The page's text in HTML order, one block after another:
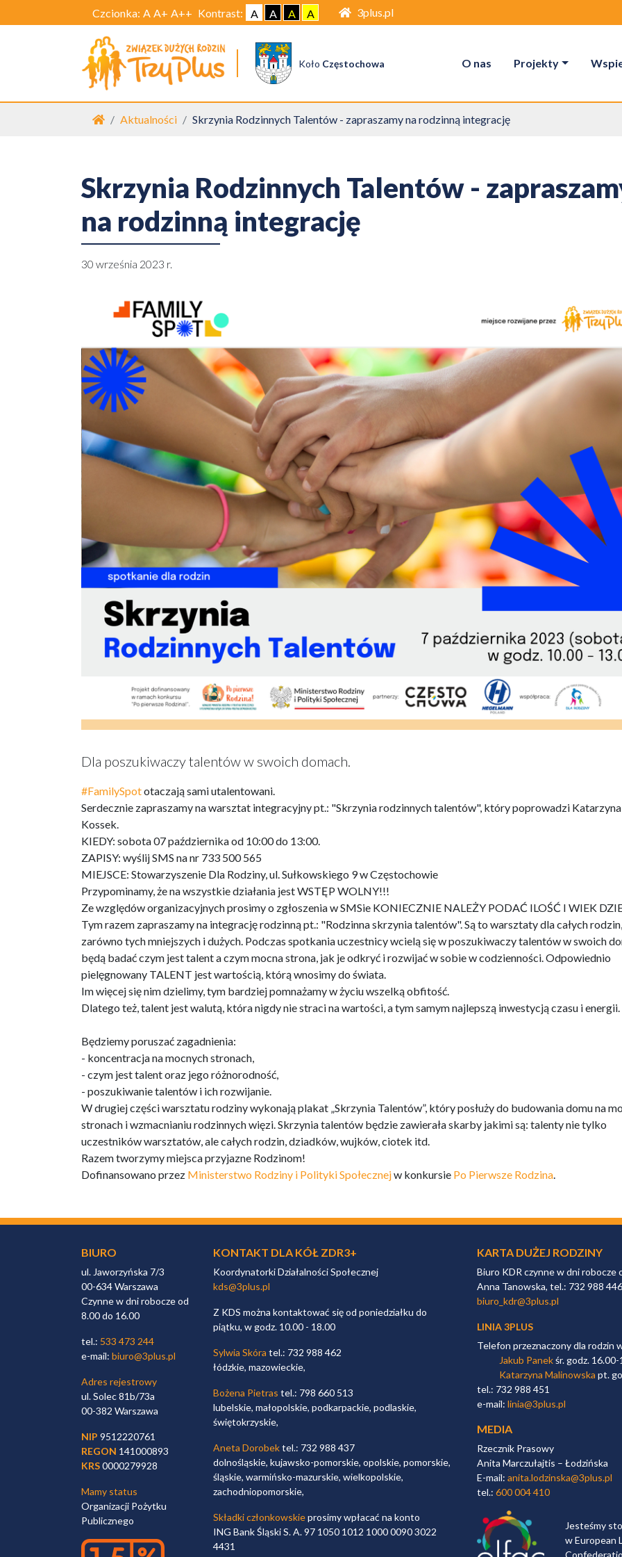
Czcionka: A A+ A++ Kontrast: A A A A 3plus.pl
Koło Częstochowa O nas Projekty
Strona główna
Aktualności Skrzynia Rodzinnych Talentów - zapraszamy na rodzinną integrację
Skrzynia Rodzinnych Talentów -
na rodzinną integrację
30 września 2023 r.
Dla poszukiwaczy talentów w swoich domach.
#FamilySpototaczają sami utalentowani.
Serdecznie zapraszamy na warsztat integracyjny pt.: "Skrzynia rodzinnych talentów", który poprowadzi Katarzyna
Kossek.
KIEDY: sobota 07 października od 10:00 do 13:00.
ZAPISY: wyślij SMS na nr 733 500 565
MIEJSCE: Stowarzyszenie Dla Rodziny, ul. Sułkowskiego 9 w Częstochowie
Przypominamy, że na wszystkie działania jest WSTĘP WOLNY!!!
Ze względów organizacyjnych prosimy o zgłoszenia w SMSie KONIECZNIE NALEŻY PODAĆ ILOŚĆ I WIEK
Tym razem zapraszamy na integrację rodzinną pt.: "Rodzinna skrzynia talentów". Są to warsztaty dla całych rodzin,
zarówno tych mniejszych i dużych. Podczas spotkania uczestnicy wcielą się w poszukiwaczy talentów w swoich
będą badać czym jest talent a czym mocna strona, jak je odkryć i rozwijać w sobie w codzienności. Odpowiednio
pielęgnowany TALENT jest wartością, którą wnosimy do świata.
Im więcej się nim dzielimy, tym bardziej pomnażamy w życiu wszelką obfitość.
Dlatego też, talent jest walutą, która nigdy nie straci na wartości, a tym samym najlepszą inwestycją czasu i energii.
Będziemy poruszać zagadnienia:
- koncentracja na mocnych stronach,
- czym jest talent oraz jego różnorodność,
- poszukiwanie talentów i ich rozwijanie.
W drugiej części warsztatu rodziny wykonają plakat „Skrzynia Talentów”, który posłuży do budowania domu na
stronach i wzmacnianiu rodzinnych więzi. Skrzynia talentów będzie zawierała skarby jakimi są: talenty nie tylko
uczestników warsztatów, ale całych rodzin, dziadków, wujków, ciotek itd.
Razem tworzymy miejsca przyjazne Rodzinom!
Dofinansowano przez Ministerstwo Rodziny i Polityki Społecznejw konkursie Po Pierwsze Rodzina.
BIURO
ul. Jaworzyńska 7/3
00-634 Warszawa
Czynne w dni robocze od
8.00 do 16.00
tel.: 533 473 244
e-mail: biuro@3plus.pl
Adres rejestrowy
ul. Solec 81b/73a
00-382 Warszawa
NIP 9512220761
REGON 141000893
KRS0000279928
Mamy status
Organizacji Pożytku
Publicznego
KONTAKT DLA KÓŁ ZDR3+
Koordynatorki Działalności Społecznej
kds@3plus.pl
Z KDS można kontaktować się od poniedziałku do
piątku, w godz. 10.00 - 18.00
Sylwia Skóra tel.: 732 988 462
łódzkie, mazowieckie,
Bożena Pietras tel.: 798 660 513
lubelskie, małopolskie, podkarpackie, podlaskie,
świętokrzyskie,
Aneta Dorobektel.: 732 988 437
dolnośląskie, kujawsko-pomorskie, opolskie, pomorskie,
śląskie, warmińsko-mazurskie, wielkopolskie,
zachodniopomorskie,
Składki członkowskieprosimy wpłacać na konto
ING Bank Śląski S. A. 97 1050 1012 1000 0090 3022
4431
KARTA DUŻEJ RODZINY
Biuro KDR czynne w dni robocze
Anna Tanowska, tel.: 732 988 446
biuro_kdr@3plus.pl
LINIA 3PLUS
Telefon przeznaczony dla rodzin
Jakub Panekśr. godz. 16.00-
Katarzyna Malinowska pt.
tel.: 732 988 451
e-mail: linia@3plus.pl
MEDIA
Rzecznik Prasowy
Anita Marczułajtis – Łodzińska
E-mail: anita.lodzinska@3plus.pl
tel.: 600 004 410
Jesteśmy
w European